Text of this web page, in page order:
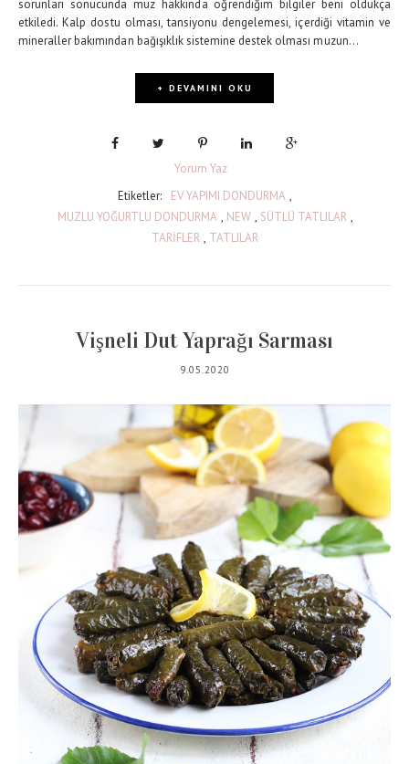
sorunları sonucunda muz hakkında öğrendiğim bilgiler beni oldukça
etkiledi. Kalp dostu olması, tansiyonu dengelemesi, içerdiği vitamin ve
mineraller bakımından bağışıklık sistemine destek olması muzun...
+ DEVAMINI OKU
Yorum Yaz
Etiketler:
EV YAPIMI DONDURMA ,
MUZLU YOĞURTLU DONDURMA , NEW , SÜTLÜ TATLILAR ,
TARİFLER , TATLILAR
Vişneli Dut Yaprağı Sarması
9.05.2020